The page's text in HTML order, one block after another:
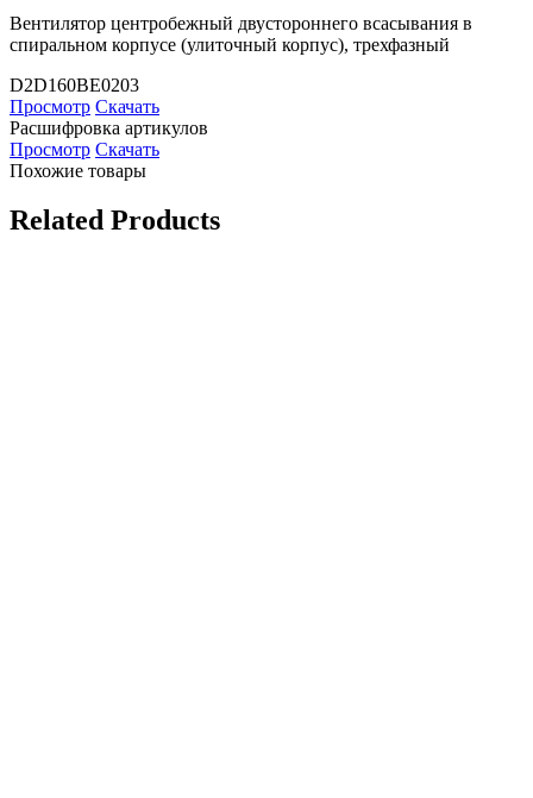
Вентилятор центробежный двустороннего всасывания в
спиральном корпусе (улиточный корпус), трехфазный
D2D160BE0203
Просмотр Скачать
Расшифровка артикулов
Просмотр Скачать
Похожие товары
Related Products